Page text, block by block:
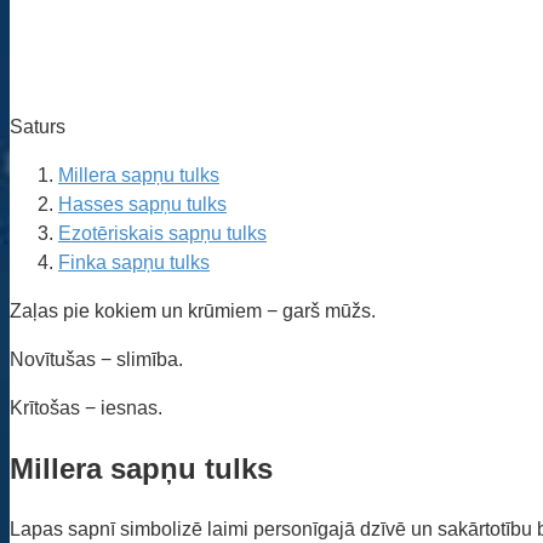
Saturs
Millera sapņu tulks
Hasses sapņu tulks
Ezotēriskais sapņu tulks
Finka sapņu tulks
Zaļas pie kokiem un krūmiem − garš mūžs.
Novītušas − slimība.
Krītošas − iesnas.
Millera sapņu tulks
Lapas sapnī simbolizē laimi personīgajā dzīvē un sakārtotību